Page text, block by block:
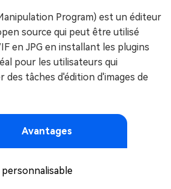
Program) est un éditeur
source qui peut être utilisé
en JPG en installant les plugins
pour les utilisateurs qui
tâches d'édition d'images de
Avantages